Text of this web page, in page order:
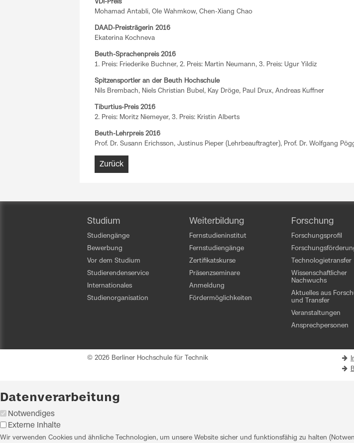
VDI-Preis
Mohamad Antabli, Ole Wahmkow, Chen-Xiang Chao
DAAD-Preisträgerin 2016
Ekaterina Kochneva
Beuth-Sprachenpreis 2016
1. Preis: Friederike Buchner, 2. Preis: Martin Neumann, 3. Preis: Ugur Yildiz
Spitzensportler an der Beuth Hochschule
Nils Brembach, Niels Christian Bubel, Kay Dröge, Paul Drux, Andreas Kuffner
Tiburtius-Preis 2016
2. Preis: Moritz Niemeyer, 3. Preis: Kristin Alberts
Beuth-Lehrpreis 2016
Prof. Dr. Susann Erichsson, Justinus Pieper (Lehrbeauftragter), Prof. Dr. Wolfgang
Zurück
Studium
Studiengänge
Bewerbung
Vor dem Studium
Studierendenservice
Internationales
Studienorganisation
Weiterbildung
Fernstudieninstitut
Fernstudiengänge
Zertifikatskurse
Präsenzseminare
Anmeldung
Fördermöglichkeiten
Forschung
Forschungsprofil
Technologietransfer
Wissenschaftlicher
Nachwuchs
Aktuelles aus
und Transfer
Veranstaltungen
Ansprechpersonen
© 2026 Berliner Hochschule für Technik
Datenverarbeitung
Notwendiges
Externe Inhalte
Wir verwenden Cookies und ähnliche Technologien, um unsere Website sicher und funktionsfähig zu halten